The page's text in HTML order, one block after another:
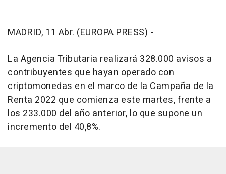
MADRID, 11 Abr. (EUROPA PRESS) -
La Agencia Tributaria realizará 328.000 avisos a
contribuyentes que hayan operado con
criptomonedas en el marco de la Campaña de la
Renta 2022 que comienza este martes, frente a
los 233.000 del año anterior, lo que supone un
incremento del 40,8%.